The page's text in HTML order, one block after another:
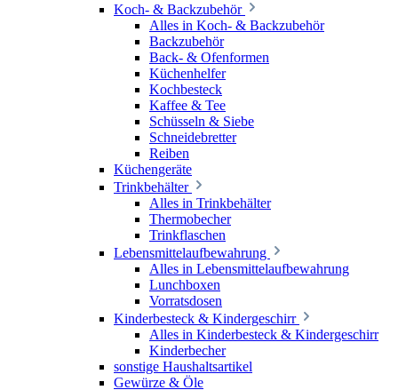
Koch- & Backzubehör
Alles in Koch- & Backzubehör
Backzubehör
Back- & Ofenformen
Küchenhelfer
Kochbesteck
Kaffee & Tee
Schüsseln & Siebe
Schneidebretter
Reiben
Küchengeräte
Trinkbehälter
Alles in Trinkbehälter
Thermobecher
Trinkflaschen
Lebensmittelaufbewahrung
Alles in Lebensmittelaufbewahrung
Lunchboxen
Vorratsdosen
Kinderbesteck & Kindergeschirr
Alles in Kinderbesteck & Kindergeschirr
Kinderbecher
sonstige Haushaltsartikel
Gewürze & Öle